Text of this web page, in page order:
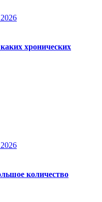
хронических
количество